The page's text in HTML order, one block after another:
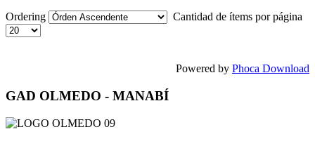
Ordering Cantidad de ítems por página
Powered by Phoca Download
GAD OLMEDO - MANABÍ